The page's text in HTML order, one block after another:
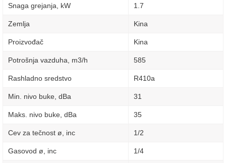
Snaga grejanja, kW 1.7
Zemlja Kina
Proizvođač Kina
Potrošnja vazduha, m3/h 585
Rashladno sredstvo R410a
Min. nivo buke, dBa 31
Maks. nivo buke, dBa 35
Cev za tečnost ø, inc 1/2
Gasovod ø, inc 1/4